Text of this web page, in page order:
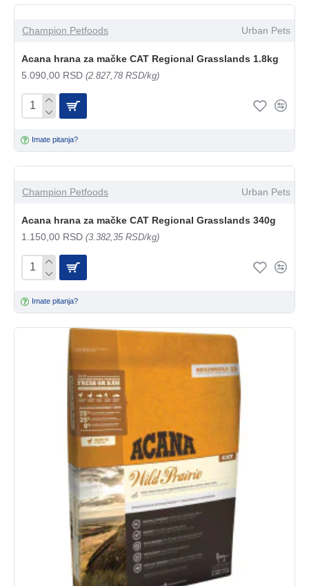
Champion Petfoods Urban Pets
Acana hrana za mačke CAT Regional Grasslands 1.8kg
5.090,00 RSD (2.827,78 RSD/kg)
Imate pitanja?
Champion Petfoods Urban Pets
Acana hrana za mačke CAT Regional Grasslands 340g
1.150,00 RSD (3.382,35 RSD/kg)
Imate pitanja?